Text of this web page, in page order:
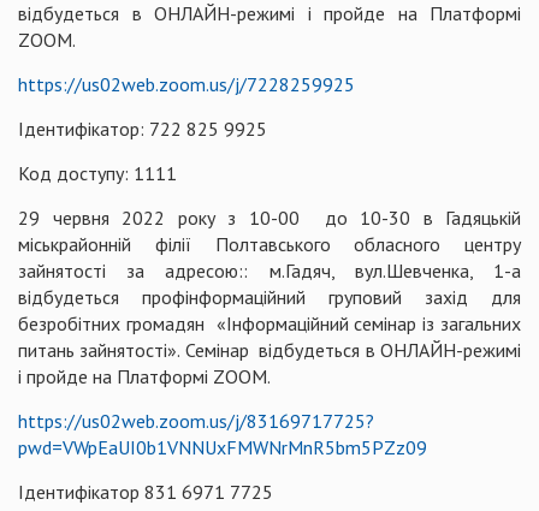
відбудеться в ОНЛАЙН-режимі і пройде на Платформі
ZOOM.
https://us02web.zoom.us/j/7228259925
Ідентифікатор: 722 825 9925
Код доступу: 1111
29 червня 2022 року з 10-00 до 10-30 в Гадяцькій
міськрайонній філії Полтавського обласного центру
зайнятості за адресою:: м.Гадяч, вул.Шевченка, 1-а
відбудеться профінформаційний груповий захід для
безробітних громадян «Інформаційний семінар із загальних
питань зайнятості». Семінар відбудеться в ОНЛАЙН-режимі
і пройде на Платформі ZOOM.
https://us02web.zoom.us/j/83169717725?
pwd=VWpEaUI0b1VNNUxFMWNrMnR5bm5PZz09
Ідентифікатор 831 6971 7725